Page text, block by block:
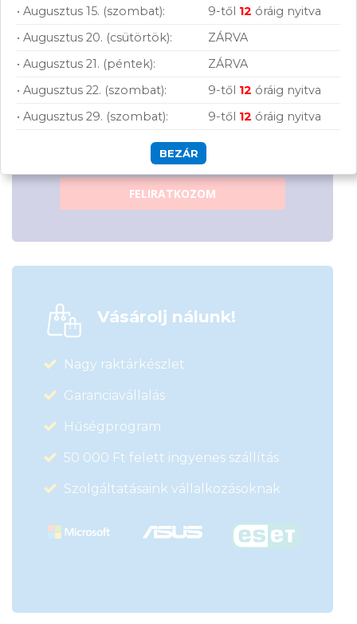
Hírlevelünkről bármikor leiratkozhatsz.
Elfogadom azÁSZF-ben található
FELIRATKOZOM
Vásárolj nálunk!
Nagy raktárkészlet
Garanciavállalás
Hűségprogram
50 000 Ft felett ingyenes szállítás
Szolgáltatásaink vállalkozásoknak
• Augusztus 15. (szombat):
9-től 12 óráig nyitva
• Augusztus 20. (csütörtök):
ZÁRVA
• Augusztus 21. (péntek):
ZÁRVA
• Augusztus 22. (szombat):
9-től 12 óráig nyitva
• Augusztus 29. (szombat):
9-től 12 óráig nyitva
BEZÁR